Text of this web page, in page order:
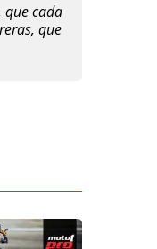
que cada
que